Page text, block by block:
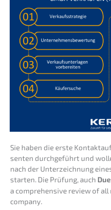
Sie haben die erste
sen­ten durch­ge­führt und
nach der Unter­zeich­nung
starten. Die Prüfung, auch
a compre­hen­si­ve review of
company.